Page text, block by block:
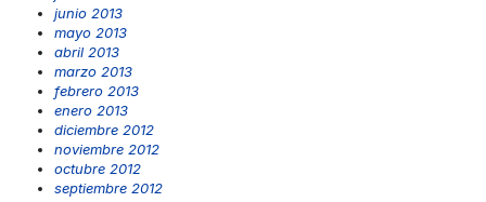
junio 2013
mayo 2013
abril 2013
marzo 2013
febrero 2013
enero 2013
diciembre 2012
noviembre 2012
octubre 2012
septiembre 2012